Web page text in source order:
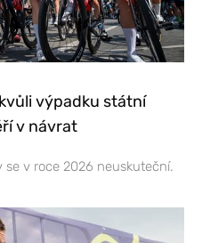
výpadku státní
v návrat
se v roce 2026 neuskuteční.